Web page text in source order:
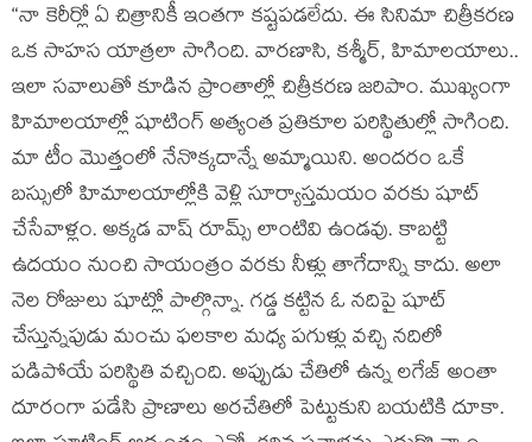
“నా కెరీర్లో ఏ చిత్రానికీ ఇంతగా కష్టపడలేదు. ఈ సినిమా చిత్రీకరణ
ఒక సాహస యాత్రలా సాగింది. వారణాసి, కశ్మీర్, హిమాలయాలు..
ఇలా సవాలుతో కూడిన ప్రాంతాల్లో చిత్రీకరణ జరిపాం. ముఖ్యంగా
హిమాలయాల్లో షూటింగ్ అత్యంత ప్రతికూల పరిస్థితుల్లో సాగింది.
మా టీం మొత్తంలో నేనొక్కదాన్నే అమ్మాయిని. అందరం ఒకే
బస్సులో హిమాలయాల్లోకి వెళ్లి సూర్యాస్తమయం వరకు షూట్
చేసేవాళ్లం. అక్కడ వాష్ రూమ్స్ లాంటివి ఉండవు. కాబట్టి
ఉదయం నుంచి సాయంత్రం వరకు నీళ్లు తాగేదాన్ని కాదు. అలా
నెల రోజులు షూట్లో పాల్గొన్నా. గడ్డ కట్టిన ఓ నదిపై షూట్
చేస్తున్నపుడు మంచు ఫలకాల మధ్య పగుళ్లు వచ్చి నదిలో
పడిపోయే పరిస్థితి వచ్చింది. అప్పుడు చేతిలో ఉన్న లగేజ్ అంతా
దూరంగా పడేసి ప్రాణాలు అరచేతిలో పెట్టుకుని బయటికి దూకా.